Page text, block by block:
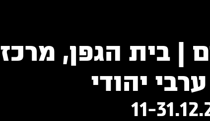
| בית הגפן, מרכז
יהודי
11-